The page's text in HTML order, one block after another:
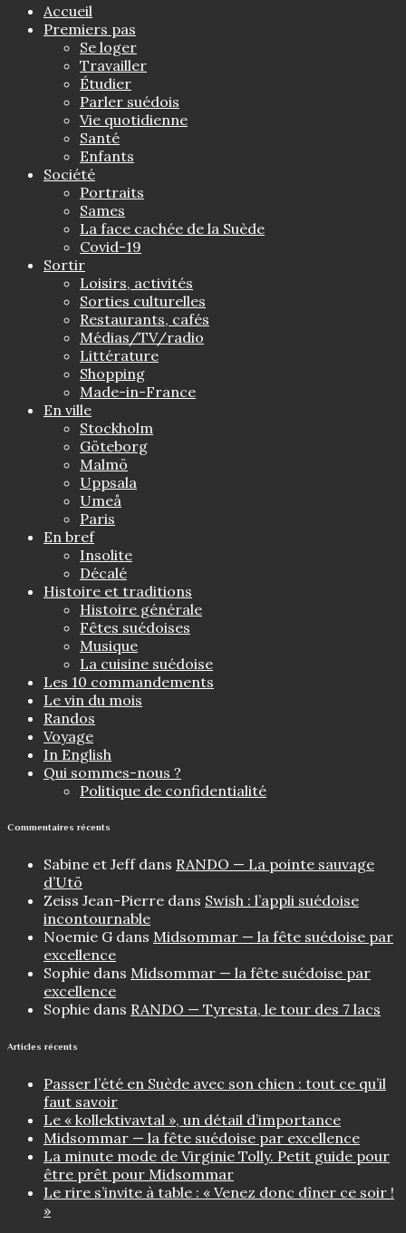
Accueil
Premiers pas
Se loger
Travailler
Étudier
Parler suédois
Vie quotidienne
Santé
Enfants
Société
Portraits
Sames
La face cachée de la Suède
Covid-19
Sortir
Loisirs, activités
Sorties culturelles
Restaurants, cafés
Médias/TV/radio
Littérature
Shopping
Made-in-France
En ville
Stockholm
Göteborg
Malmö
Uppsala
Umeå
Paris
En bref
Insolite
Décalé
Histoire et traditions
Histoire générale
Fêtes suédoises
Musique
La cuisine suédoise
Les 10 commandements
Le vin du mois
Randos
Voyage
In English
Qui sommes-nous ?
Politique de confidentialité
Commentaires récents
Sabine et Jeffdans RANDO — La pointe sauvage
d’Utö
Zeiss Jean-Pierre dans Swish : l’appli suédoise
incontournable
Noemie G dans Midsommar — la fête suédoise par
excellence
Sophie dans Midsommar — la fête suédoise par
excellence
Sophie dans RANDO — Tyresta, le tour des 7 lacs
Articles récents
Passer l’été en Suède avec son chien : tout ce qu’il
faut savoir
Le « kollektivavtal », un détail d’importance
Midsommar — la fête suédoise par excellence
La minute mode de Virginie Tolly. Petit guide pour
être prêt pour Midsommar
Le rire s’invite à table : « Venez donc dîner ce soir !
»